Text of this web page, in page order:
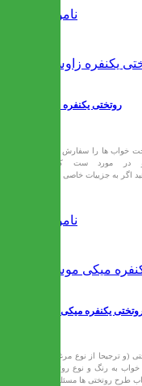
ناموجود
روتختی یکنفره زاوش
خواب ها را سفارش دهید
و در مورد ست کردن
ناموجود
یکنفره میکی موس
(و ترجیحا از نوع مرغوب)
خواب به رنگ و نوع روتختی